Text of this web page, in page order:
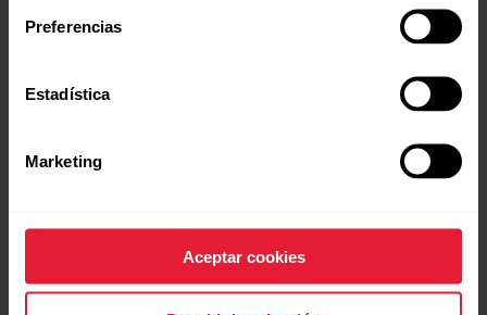
Preferencias
Estadística
Marketing
Aceptar cookies
Duración de hasta